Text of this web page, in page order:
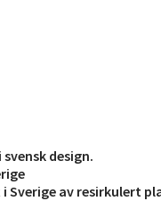
design.
i Sverige av resirkulert